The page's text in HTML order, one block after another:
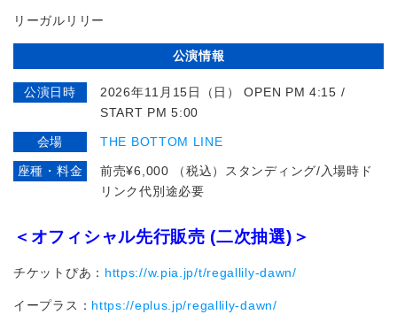
リーガルリリー
公演情報
公演日時
2026年11月15日（日） OPEN PM 4:15 /
START PM 5:00
会場 THE BOTTOM LINE
座種・料金
前売¥6,000 （税込）スタンディング/入場時ド
リンク代別途必要
＜オフィシャル先行販売 (二次抽選)＞
チケットぴあ： https://w.pia.jp/t/regallily-dawn/
イープラス： https://eplus.jp/regallily-dawn/